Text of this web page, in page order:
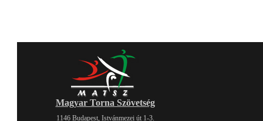
Magyar Torna Szövetség
1146 Budapest, Istvánmezei út 1-3.